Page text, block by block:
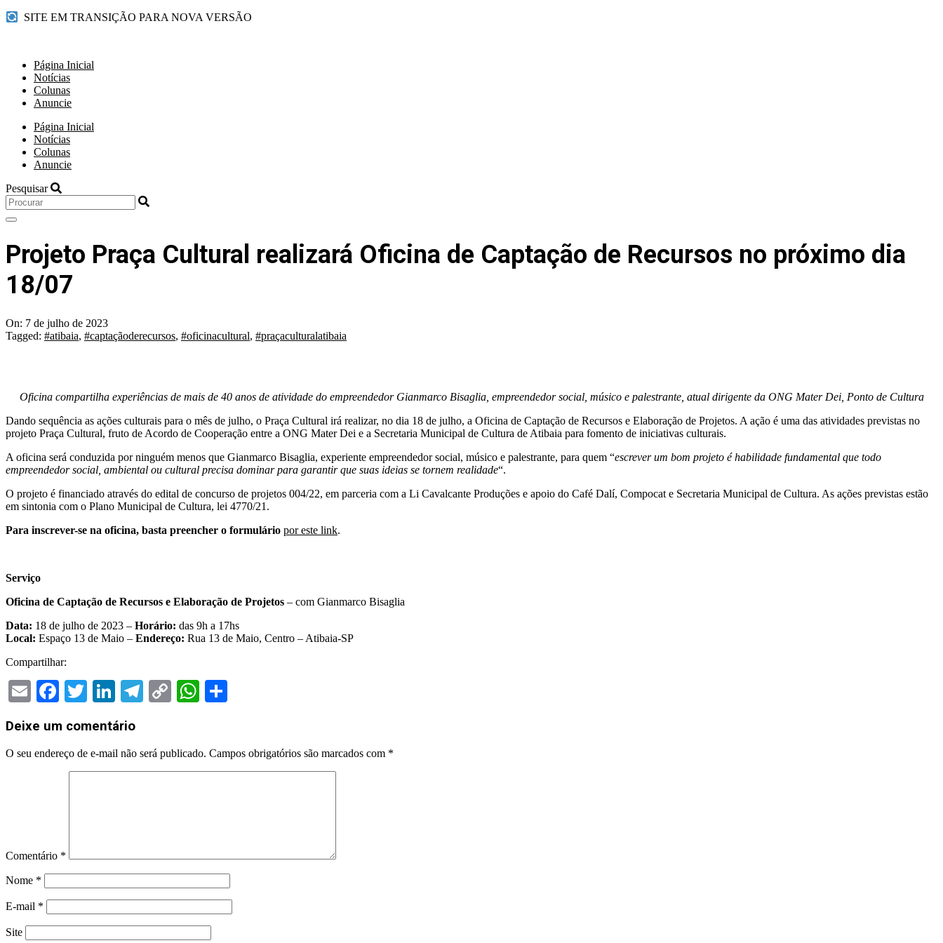
SITE EM TRANSIÇÃO PARA NOVA VERSÃO
Página Inicial
Notícias
Colunas
Anuncie
Página Inicial
Notícias
Colunas
Anuncie
Pesquisar
Projeto Praça Cultural realizará Oficina de Captação de Recursos no próximo dia
18/07
On: 7 de julho de 2023
Tagged: #atibaia, #captaçãoderecursos, #oficinacultural, #praçaculturalatibaia
Oficina compartilha experiências de mais de 40 anos de atividade do empreendedor Gianmarco Bisaglia, empreendedor social, músico e palestrante, atual dirigente da ONG Mater Dei, Ponto de Cultura
Dando sequência as ações culturais para o mês de julho, o Praça Cultural irá realizar, no dia 18 de julho, a Oficina de Captação de Recursos e Elaboração de Projetos. A ação é uma das atividades previstas no
projeto Praça Cultural, fruto de Acordo de Cooperação entre a ONG Mater Dei e a Secretaria Municipal de Cultura de Atibaia para fomento de iniciativas culturais.
A oficina será conduzida por ninguém menos que Gianmarco Bisaglia, experiente empreendedor social, músico e palestrante, para quem “escrever um bom projeto é habilidade fundamental que todo
empreendedor social, ambiental ou cultural precisa dominar para garantir que suas ideias se tornem realidade“.
O projeto é financiado através do edital de concurso de projetos 004/22, em parceria com a Li Cavalcante Produções e apoio do Café Dalí, Compocat e Secretaria Municipal de Cultura. As ações previstas estão
em sintonia com o Plano Municipal de Cultura, lei 4770/21.
Para inscrever-se na oficina, basta preencher o formulário por este link.
Serviço
Oficina de Captação de Recursos e Elaboração de Projetos – com Gianmarco Bisaglia
Data: 18 de julho de 2023 – Horário: das 9h a 17hs
Local: Espaço 13 de Maio – Endereço: Rua 13 de Maio, Centro – Atibaia-SP
Compartilhar:
EmailFacebook
TwitterLinkedIn
Telegram
CopyWhatsApp
2023-
07
Deixe um comentário
O seu endereço de e-mail não será publicado. Campos obrigatórios são marcados com *
Comentário *
Nome *
E-mail *
Site